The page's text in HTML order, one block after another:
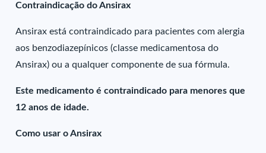
Contraindicação do Ansirax
Ansirax está contraindicado para pacientes com alergia
aos benzodiazepínicos (classe medicamentosa do
Ansirax) ou a qualquer componente de sua fórmula.
Este medicamento é contraindicado para menores que
12 anos de idade.
Como usar o Ansirax